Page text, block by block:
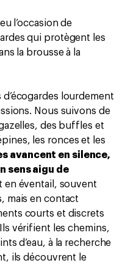
l’occasion de
qui protègent les
la brousse à la
d’écogardes lourdement
Nous suivons de
des buffles et
les ronces et les
avancent en silence,
sens aigu de
en éventail, souvent
mais en contact
courts et discrets
vérifient les chemins,
d’eau, à la recherche
ils découvrent le